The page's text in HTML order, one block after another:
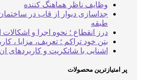
وظایف ناظر هماهنگ کننده
جداسازی دیوار از قاب در
طبقه
درز انقطاع ؛ نحوه اجرا و اشکالات
بتن خود تراکم ؛ تعریف، مزایا ،
اشنایی با شاتکریت و کاربردهای ان
پر امتیازترین محصولات